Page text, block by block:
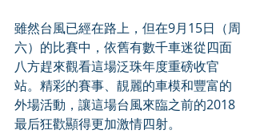
雖然台風已經在路上，但在9月15日（周
六）的比賽中，依舊有數千車迷從四面
八方趕來觀看這場泛珠年度重磅收官
站。精彩的賽事、靚麗的車模和豐富的
外場活動，讓這場台風來臨之前的2018
最后狂歡顯得更加激情四射。